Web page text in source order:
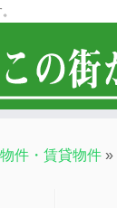
件・賃貸物件 »